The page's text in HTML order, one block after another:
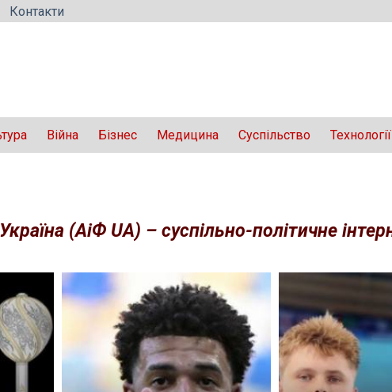
Контакти
Війна Бізнес Медицина Суспільство Технології
(АіФ UA) – суспільно-політичне